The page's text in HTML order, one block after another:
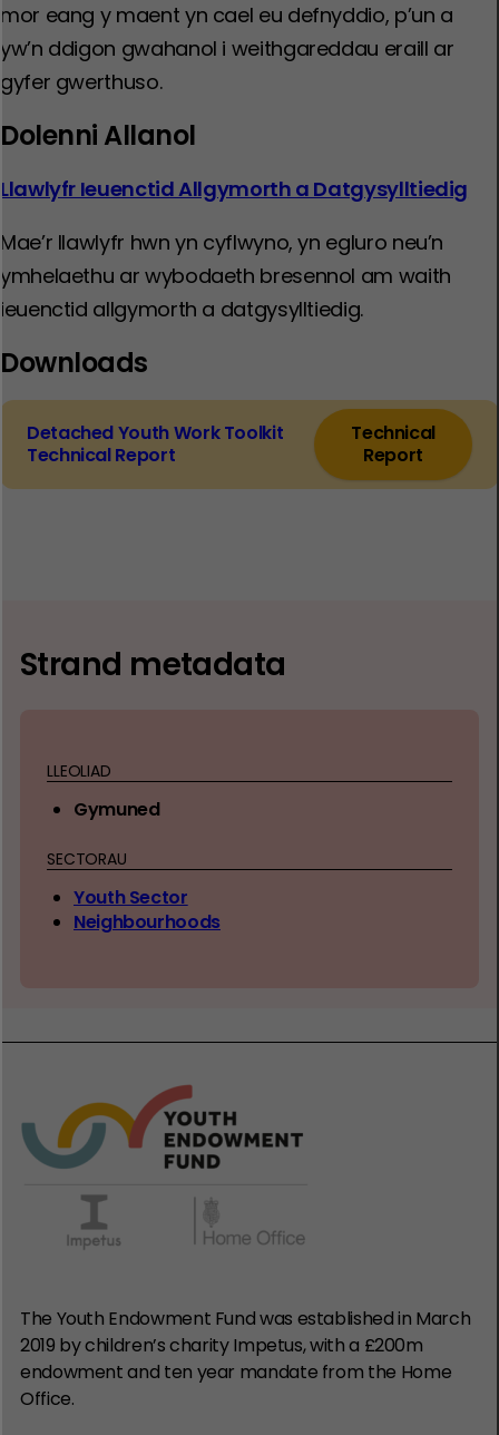
mor eang y maent yn cael eu defnyddio, p’un a
yw’n ddigon gwahanol i weithgareddau eraill ar
gyfer gwerthuso.
Dolenni Allanol
Llawlyfr Ieuenctid Allgymorth a Datgysylltiedig
Mae’r llawlyfr hwn yn cyflwyno, yn egluro neu’n
ymhelaethu ar wybodaeth bresennol am waith
ieuenctid allgymorth a datgysylltiedig.
Downloads
Detached Youth Work Toolkit
Technical Report
Technical
Report
Strand metadata
LLEOLIAD
Gymuned
SECTORAU
Youth Sector
Neighbourhoods
The Youth Endowment Fund was established in March
2019 by children’s charity Impetus, with a £200m
endowment and ten year mandate from the Home
Office.